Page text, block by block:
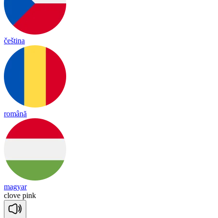
čeština
română
magyar
clove pink